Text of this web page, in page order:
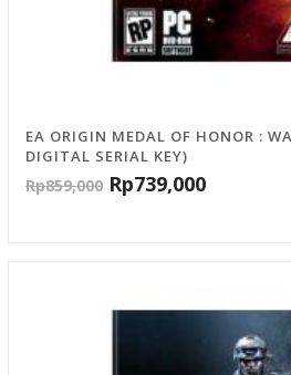
EA ORIGIN MEDAL OF HONOR :
DIGITAL SERIAL KEY)
Rp859,000 Rp739,000